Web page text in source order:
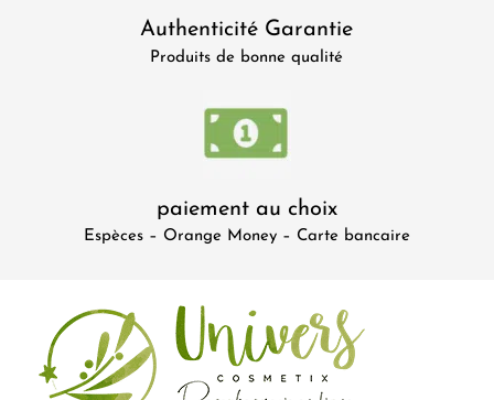
Authenticité Garantie
Produits de bonne qualité
paiement au choix
Espèces – Orange Money – Carte bancaire